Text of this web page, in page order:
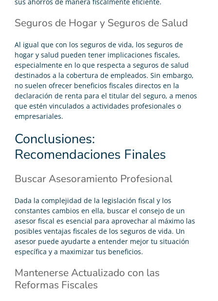
Seguros de Hogar y Seguros de Salud
Al igual que con los seguros de vida, los seguros de
hogar y salud pueden tener implicaciones fiscales,
especialmente en lo que respecta a seguros de salud
destinados a la cobertura de empleados. Sin embargo,
no suelen ofrecer beneficios fiscales directos en la
declaración de renta para el titular del seguro, a menos
que estén vinculados a actividades profesionales o
empresariales.
Conclusiones:
Recomendaciones Finales
Buscar Asesoramiento Profesional
Dada la complejidad de la legislación fiscal y los
constantes cambios en ella, buscar el consejo de un
asesor fiscal es esencial para aprovechar al máximo las
posibles ventajas fiscales de los seguros de vida. Un
asesor puede ayudarte a entender mejor tu situación
específica y a maximizar tus beneficios.
Mantenerse Actualizado con las
Reformas Fiscales